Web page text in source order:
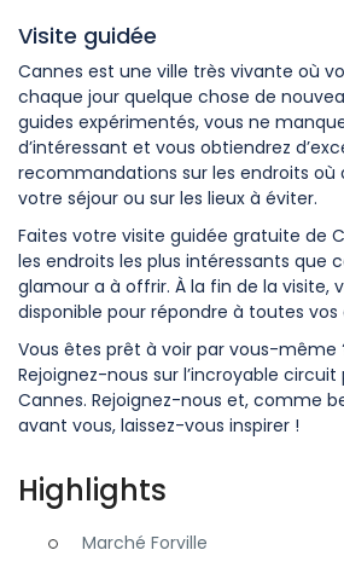
Visite guidée
Cannes est une ville très vivante où
chaque jour quelque chose de
guides expérimentés, vous ne
d’intéressant et vous obtiendrez
recommandations sur les endroits où
votre séjour ou sur les lieux à éviter.
Faites votre visite guidée gratuite de
les endroits les plus intéressants que
glamour a à offrir. À la fin de la visite,
disponible pour répondre à toutes vos
Vous êtes prêt à voir par vous-même
Rejoignez-nous sur l’incroyable circuit
Cannes. Rejoignez-nous et, comme
avant vous, laissez-vous inspirer !
Highlights
Marché Forville